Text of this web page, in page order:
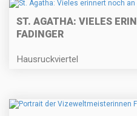
ST. AGATHA: VIELES
FADINGER
Hausruckviertel